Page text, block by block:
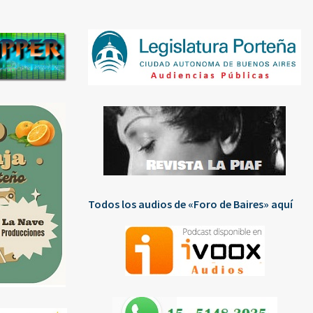
Todos los audios de «Foro de Baires» aquí